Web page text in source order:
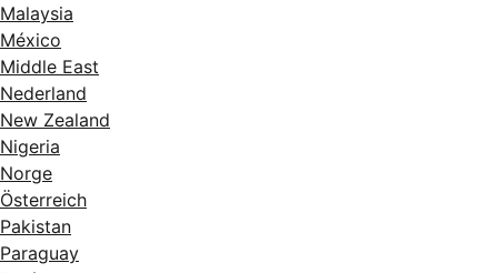
Malaysia
México
Middle East
Nederland
New Zealand
Nigeria
Norge
Österreich
Pakistan
Paraguay